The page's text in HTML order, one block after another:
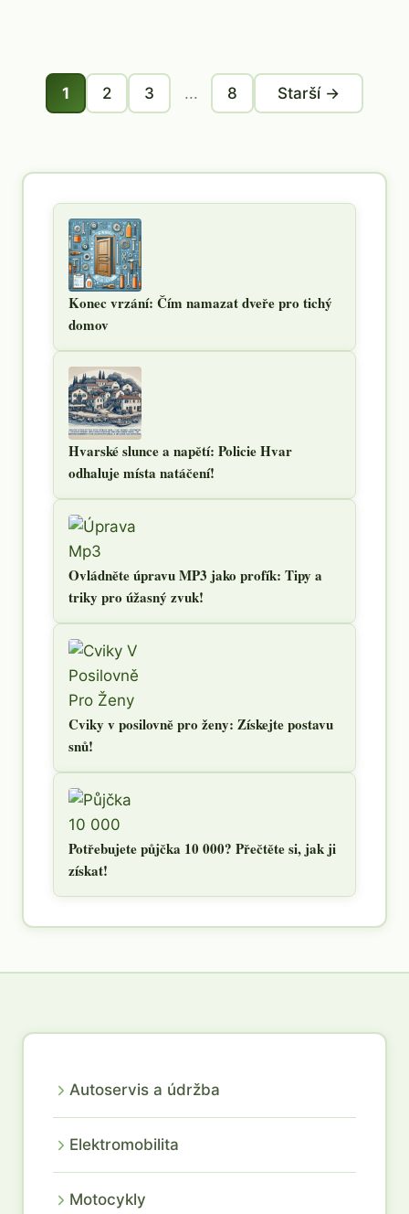
1 2 3 ... 8 Starší →
Konec vrzání: Čím namazat dveře pro tichý
domov
Hvarské slunce a napětí: Policie Hvar
odhaluje místa natáčení!
Ovládněte úpravu MP3 jako profík: Tipy a
triky pro úžasný zvuk!
Cviky v posilovně pro ženy: Získejte postavu
snů!
Potřebujete půjčka 10 000? Přečtěte si, jak ji
získat!
Autoservis a údržba
Elektromobilita
Motocykly